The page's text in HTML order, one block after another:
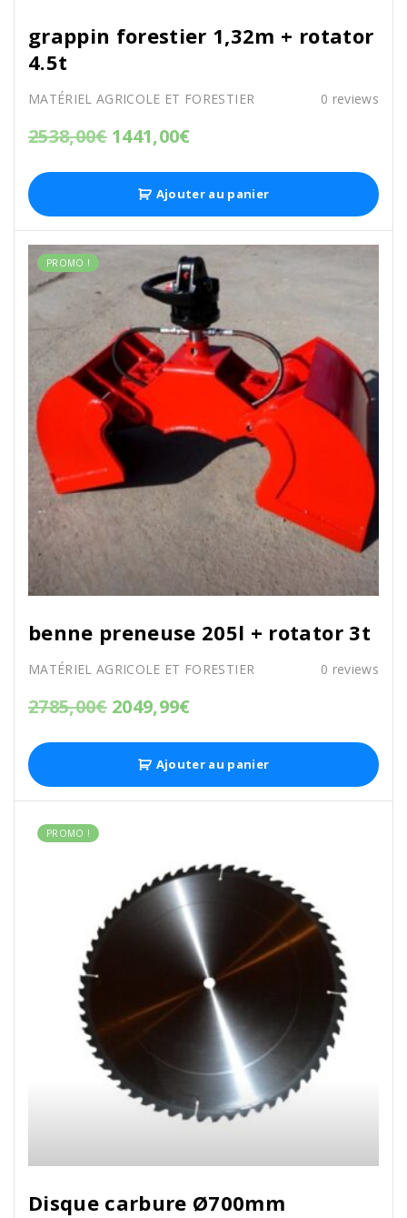
grappin forestier 1,32m + rotator
4.5t
MATÉRIEL AGRICOLE ET FORESTIER 0 reviews
2538,00€ 1441,00€
Ajouter au panier
PROMO !
benne preneuse 205l + rotator 3t
MATÉRIEL AGRICOLE ET FORESTIER 0 reviews
2785,00€ 2049,99€
Ajouter au panier
PROMO !
Disque carbure Ø700mm